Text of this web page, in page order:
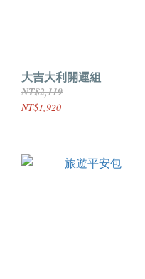
大吉大利開運組
NT$2,119
NT$1,920